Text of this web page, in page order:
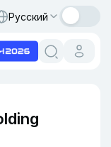
Русский